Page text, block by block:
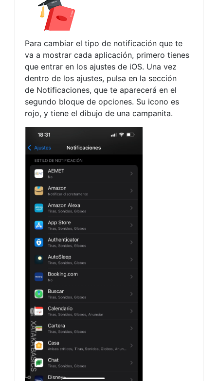
Para cambiar el tipo de notificación que te
va a mostrar cada aplicación, primero tienes
que entrar en los ajustes de iOS. Una vez
dentro de los ajustes, pulsa en la sección
de Notificaciones, que te aparecerá en el
segundo bloque de opciones. Su icono es
rojo, y tiene el dibujo de una campanita.